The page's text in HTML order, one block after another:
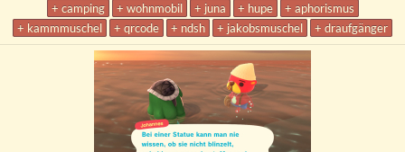
+ camping
+ wohnmobil + juna + hupe
+ aphorismus
+ kammmuschel
+ qrcode + ndsh + jakobsmuschel + draufgänger